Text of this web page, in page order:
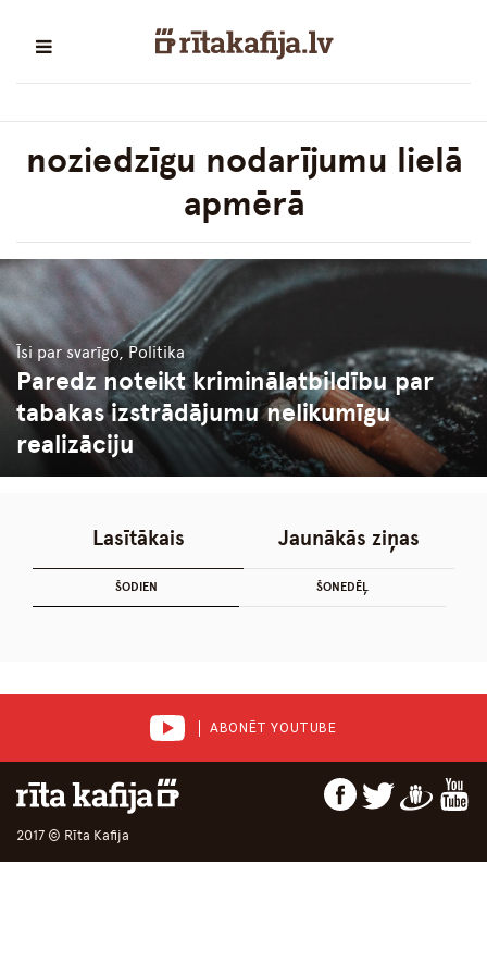
noziedzīgu nodarījumu lielā
apmērā
Īsi par svarīgo, Politika
Paredz noteikt kriminālatbildību par
tabakas izstrādājumu nelikumīgu
realizāciju
Lasītākais
ŠODIEN ŠONEDĒĻ
Jaunākās ziņas
ABONĒT YOUTUBE
2017 © Rīta Kafija